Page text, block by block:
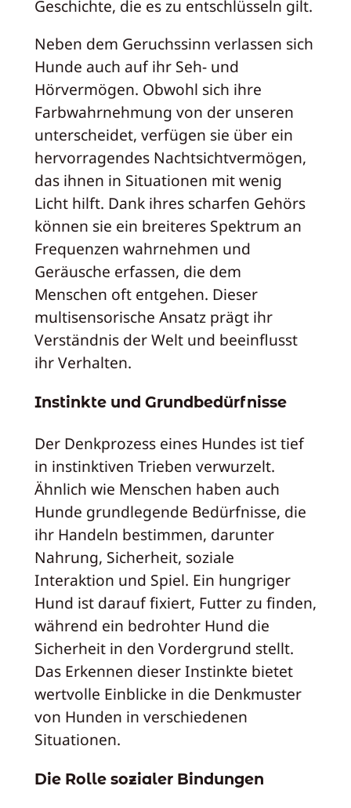
Geschichte, die es zu entschlüsseln gilt.
Neben dem Geruchssinn verlassen sich
Hunde auch auf ihr Seh- und
Hörvermögen. Obwohl sich ihre
Farbwahrnehmung von der unseren
unterscheidet, verfügen sie über ein
hervorragendes Nachtsichtvermögen,
das ihnen in Situationen mit wenig
Licht hilft. Dank ihres scharfen Gehörs
können sie ein breiteres Spektrum an
Frequenzen wahrnehmen und
Geräusche erfassen, die dem
Menschen oft entgehen. Dieser
multisensorische Ansatz prägt ihr
Verständnis der Welt und beeinflusst
ihr Verhalten.
Instinkte und Grundbedürfnisse
Der Denkprozess eines Hundes ist tief
in instinktiven Trieben verwurzelt.
Ähnlich wie Menschen haben auch
Hunde grundlegende Bedürfnisse, die
ihr Handeln bestimmen, darunter
Nahrung, Sicherheit, soziale
Interaktion und Spiel. Ein hungriger
Hund ist darauf fixiert, Futter zu finden,
während ein bedrohter Hund die
Sicherheit in den Vordergrund stellt.
Das Erkennen dieser Instinkte bietet
wertvolle Einblicke in die Denkmuster
von Hunden in verschiedenen
Situationen.
Die Rolle sozialer Bindungen